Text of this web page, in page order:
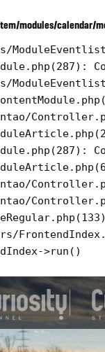
modules/calendar/
>run()